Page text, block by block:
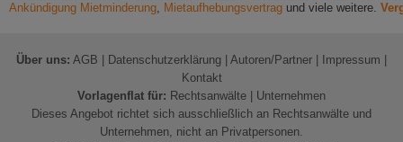
Ankündigung Mietminderung, Mietaufhebungsvertrag und viele weitere.
Über uns: AGB Datenschutzerklärung Autoren/Partner Impressum
Kontakt
Vorlagenflat für: Rechtsanwälte
Unternehmen
Dieses Angebot richtet sich ausschließlich an Rechtsanwälte und
Unternehmen, nicht an Privatpersonen.